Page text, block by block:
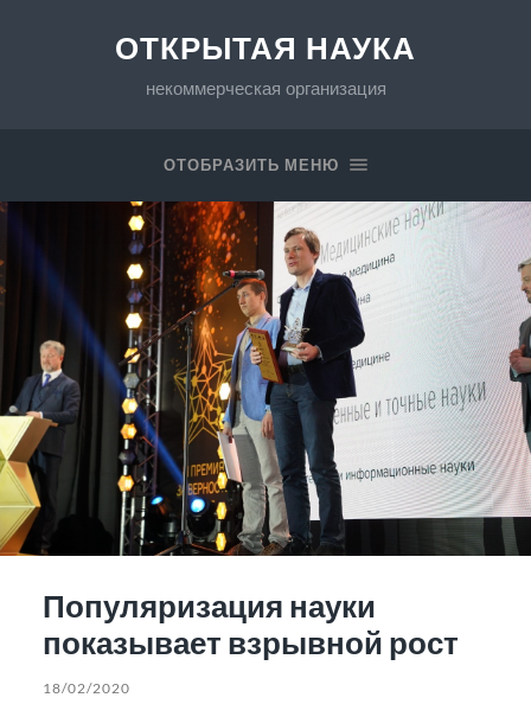
ОТКРЫТАЯ НАУКА
некоммерческая организация
ОТОБРАЗИТЬ МЕНЮ
Популяризация науки
показывает взрывной рост
18/02/2020